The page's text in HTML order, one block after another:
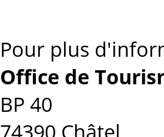
Pour plus
Office de
BP 40
74390 Châtel